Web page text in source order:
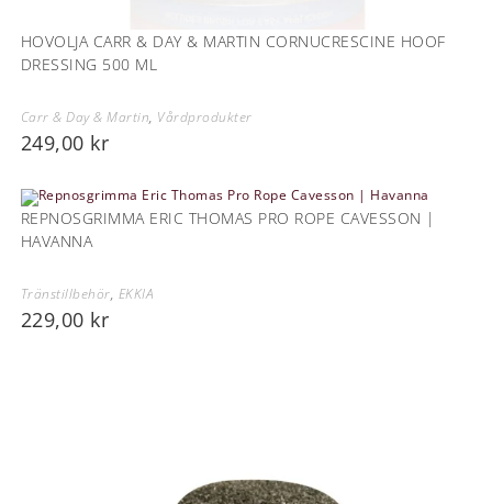
HOVOLJA CARR & DAY & MARTIN CORNUCRESCINE HOOF
DRESSING 500 ML
Carr & Day & Martin, Vårdprodukter
249,00 kr
REPNOSGRIMMA ERIC THOMAS PRO ROPE CAVESSON |
HAVANNA
Tränstillbehör, EKKIA
229,00 kr